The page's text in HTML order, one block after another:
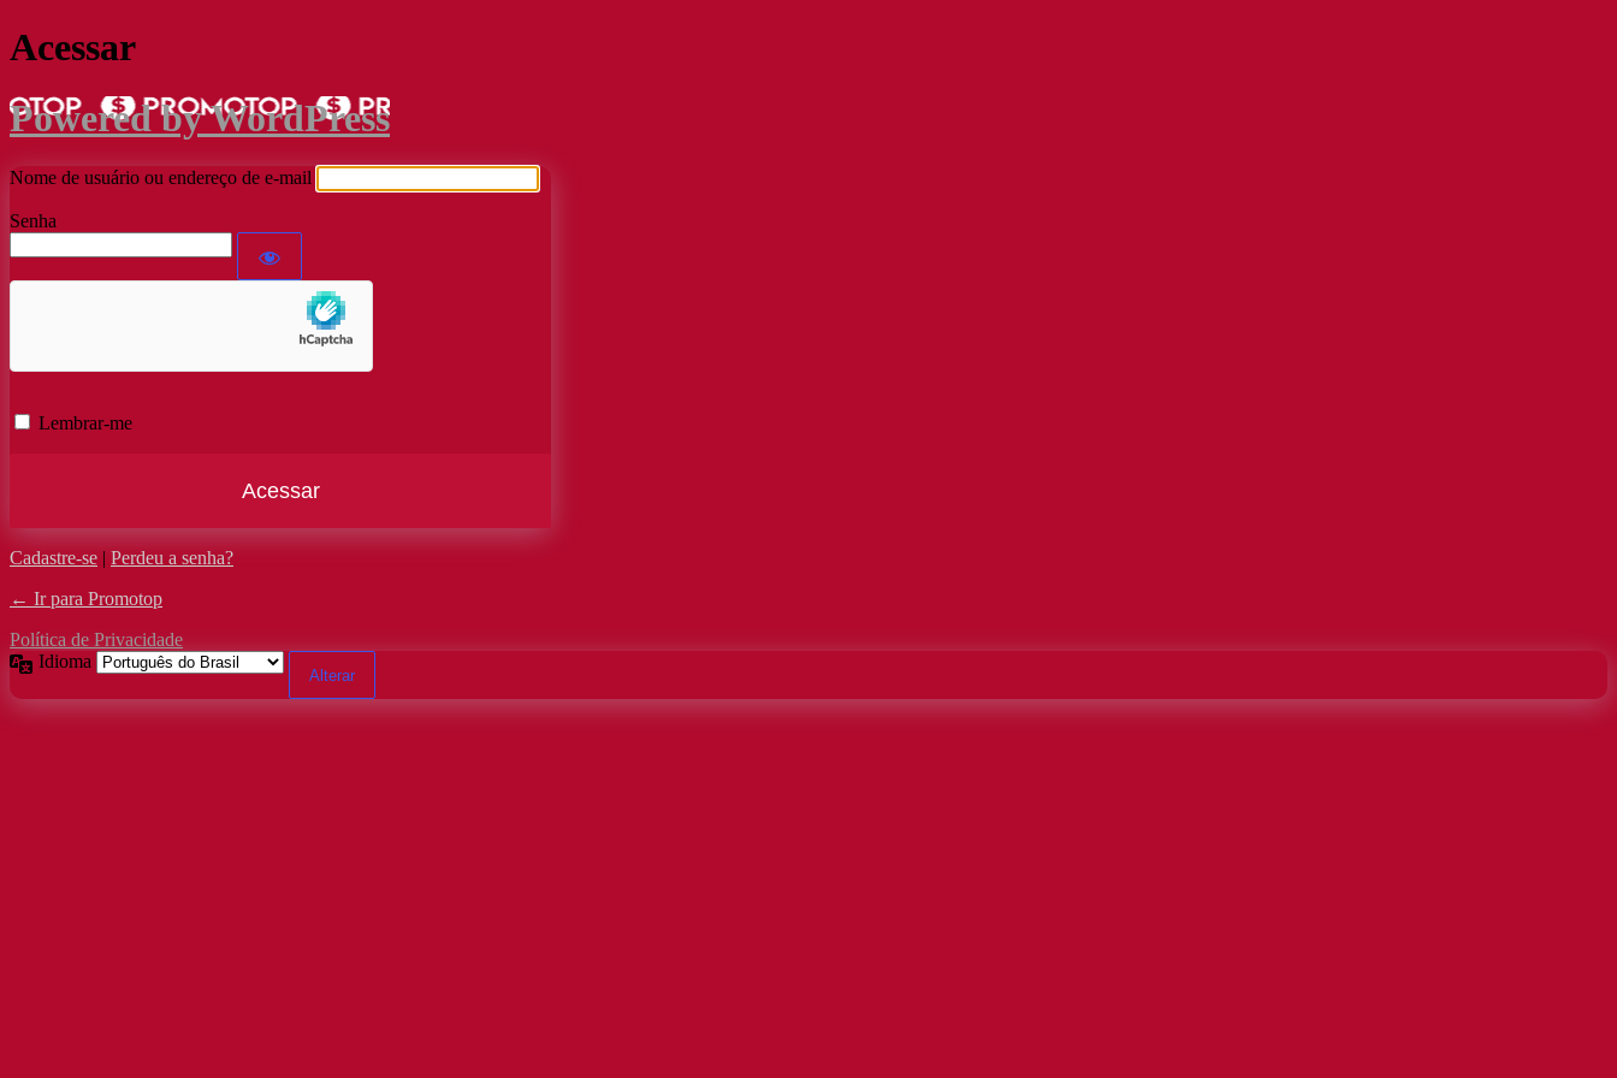
Acessar
Powered by WordPress
Nome de usuário ou endereço de e-mail
Senha
Lembrar-me
Cadastre-se | Perdeu a senha?
← Ir para Promotop
Política de Privacidade
Idioma